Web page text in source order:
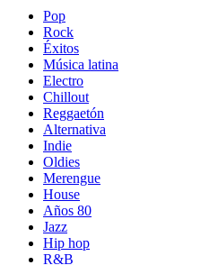
Pop
Rock
Éxitos
Música latina
Electro
Chillout
Reggaetón
Alternativa
Indie
Oldies
Merengue
House
Años 80
Jazz
Hip hop
R&B